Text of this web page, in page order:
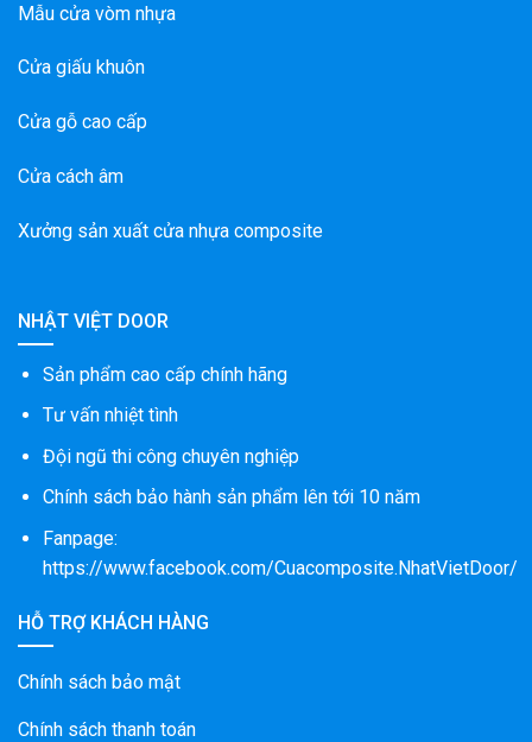
Mẫu cửa vòm nhựa
Cửa giấu khuôn
Cửa gỗ cao cấp
Cửa cách âm
Xưởng sản xuất cửa nhựa composite
NHẬT VIỆT DOOR
Sản phẩm cao cấp chính hãng
Tư vấn nhiệt tình
Đội ngũ thi công chuyên nghiệp
Chính sách bảo hành sản phẩm lên tới 10 năm
Fanpage:
https://www.facebook.com/Cuacomposite.NhatVietDoor/
HỖ TRỢ KHÁCH HÀNG
Chính sách bảo mật
Chính sách thanh toán